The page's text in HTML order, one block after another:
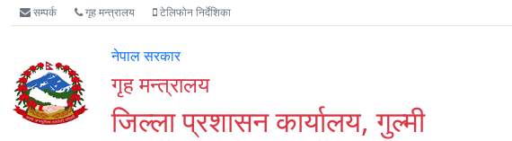
Accessibility
Mode
गर्नुहोस्
मुख्य
सामाग्री
मुख्य
नेभिगेसन
वेबसाइट
खोजमा
सम्पर्क गृह मन्त्रालय टेलिफोन निर्देशिका
नेपाल सरकार
गृह मन्त्रालय
जिल्ला प्रशासन कार्यालय, गुल्मी